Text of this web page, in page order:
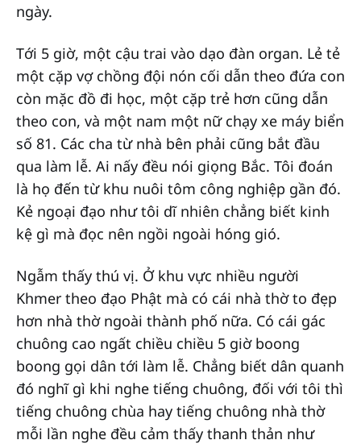
ngày.
Tới 5 giờ, một cậu trai vào dạo đàn organ. Lẻ tẻ
một cặp vợ chồng đội nón cối dẫn theo đứa con
còn mặc đồ đi học, một cặp trẻ hơn cũng dẫn
theo con, và một nam một nữ chạy xe máy biển
số 81. Các cha từ nhà bên phải cũng bắt đầu
qua làm lễ. Ai nấy đều nói giọng Bắc. Tôi đoán
là họ đến từ khu nuôi tôm công nghiệp gần đó.
Kẻ ngoại đạo như tôi dĩ nhiên chẳng biết kinh
kệ gì mà đọc nên ngồi ngoài hóng gió.
Ngẫm thấy thú vị. Ở khu vực nhiều người
Khmer theo đạo Phật mà có cái nhà thờ to đẹp
hơn nhà thờ ngoài thành phố nữa. Có cái gác
chuông cao ngất chiều chiều 5 giờ boong
boong gọi dân tới làm lễ. Chẳng biết dân quanh
đó nghĩ gì khi nghe tiếng chuông, đối với tôi thì
tiếng chuông chùa hay tiếng chuông nhà thờ
mỗi lần nghe đều cảm thấy thanh thản như